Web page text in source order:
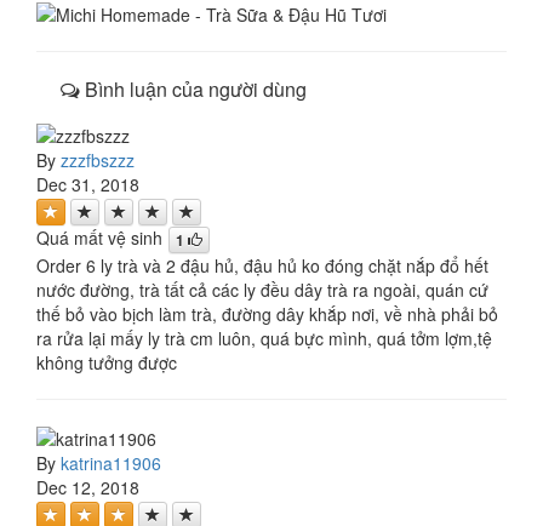
Bình luận của người dùng
By zzzfbszzz
Dec 31, 2018
Quá mất vệ sinh 1
Order 6 ly trà và 2 đậu hủ, đậu hủ ko đóng chặt nắp đổ hết
nước đường, trà tất cả các ly đều dây trà ra ngoài, quán cứ
thế bỏ vào bịch làm trà, đường dây khắp nơi, về nhà phải bỏ
ra rửa lại mấy ly trà cm luôn, quá bực mình, quá tởm lợm,tệ
không tưởng được
By katrina11906
Dec 12, 2018